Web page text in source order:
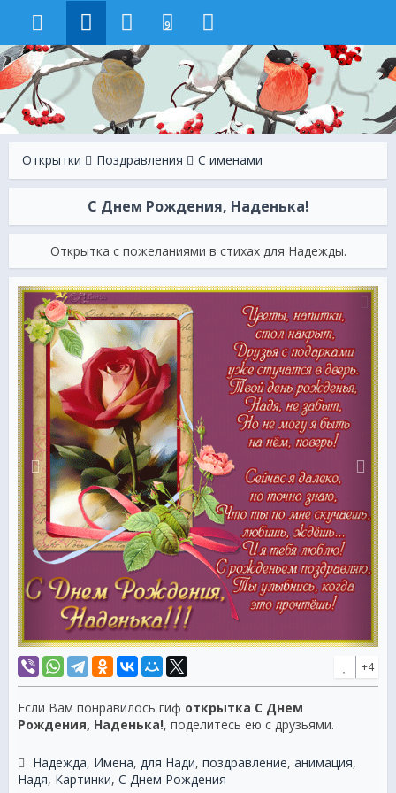
9
Открытки Поздравления С именами
С Днем Рождения, Наденька!
Открытка с пожеланиями в стихах для Надежды.
+4
Если Вам понравилось гиф открытка С Днем
Рождения, Наденька!, поделитесь ею с друзьями.
Надежда, Имена, для Нади, поздравление, анимация,
Надя, Картинки, С Днем Рождения